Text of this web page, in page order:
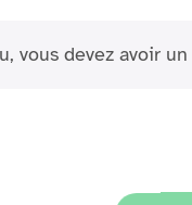
vous devez avoir un